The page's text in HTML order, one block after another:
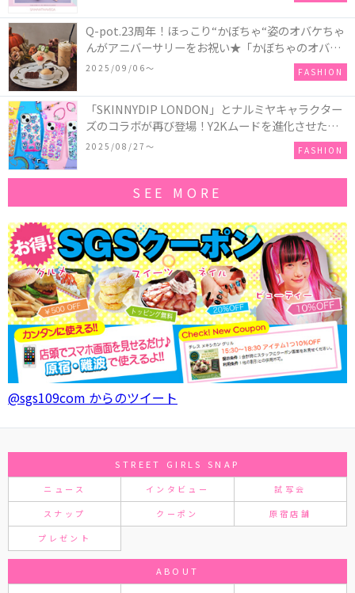
Q-pot.23周年！ほっこり“かぼちゃ“姿のオバケちゃ
んがアニバーサリーをお祝い★「かぼちゃのオバケ
ーキアクセサリー」が新発売！Q-pot CAFE.では
「かぼちゃのオバケーキプレート」も登場
2025/09/06〜 FASHION
「SKINNYDIP LONDON」とナルミヤキャラクター
ズのコラボが再び登場！Y2Kムードを進化させた新
作コレクションを発売♪
2025/08/27〜 FASHION
SEE MORE
@sgs109com からのツイート
STREET GIRLS SNAP
ニュース インタビュー 試写会
スナップ クーポン 原宿店舗
プレゼント
ABOUT